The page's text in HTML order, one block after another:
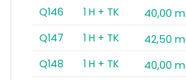
Q146
1 H + TK 40,00 m
Q147
1 H + TK 42,50 m
Q148
1 H + TK 40,00 m